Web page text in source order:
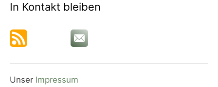
In Kontakt bleiben
Unser Impressum